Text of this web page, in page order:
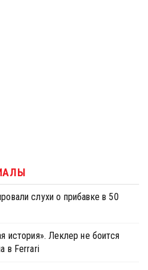
слухи о прибавке в 50
история». Леклер не боится
в Ferrari